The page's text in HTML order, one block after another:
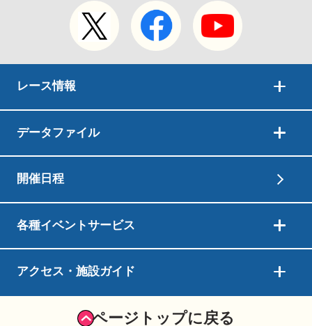
レース情報
データファイル
開催日程
各種イベントサービス
アクセス・施設ガイド
ページトップに戻る